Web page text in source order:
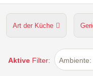
Art der Küche
Hunde erlaubt
Aktive Filter: